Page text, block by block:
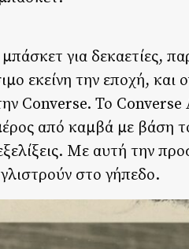
για δεκαετίες,
εκείνη την εποχή, και
Converse. Το Converse
από καμβά με βάση
Με αυτή την
στο γήπεδο.